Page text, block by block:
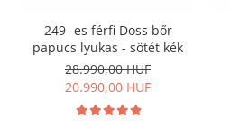
249 -es férfi Doss bőr
papucs lyukas - sötét kék
28.990,00 HUF
20.990,00 HUF